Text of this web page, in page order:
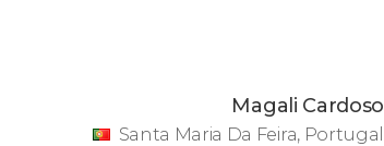
Magali Cardoso
Santa Maria Da Feira, Portugal